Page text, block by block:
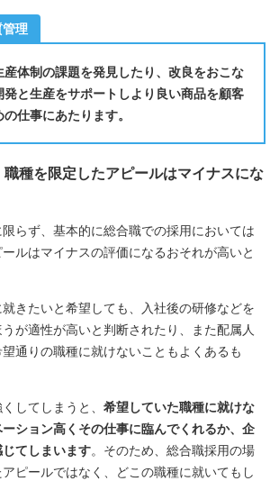
理
産体制の課題を発見したり、改良をおこな
発と生産をサポートしより良い商品を顧客
仕事にあたります。
種を限定したアピールはマイナスにな
らず、基本的に総合職での採用においては
ルはマイナスの評価になるおそれが高いと
きたいと希望しても、入社後の研修などを
が適性が高いと判断されたり、また配属人
通りの職種に就けないこともよくあるも
してしまうと、 希望していた職種に就けな
ション高くその仕事に臨んでくれるか、企
てしまいます。そのため、総合職採用の場
ピールではなく、どこの職種に就いてもし